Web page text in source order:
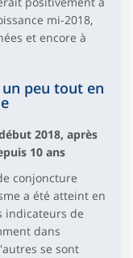
mi-2018,
et encore à
peu tout en
2018, après
10 ans
conjoncture
a été atteint en
indicateurs de
dans
se sont